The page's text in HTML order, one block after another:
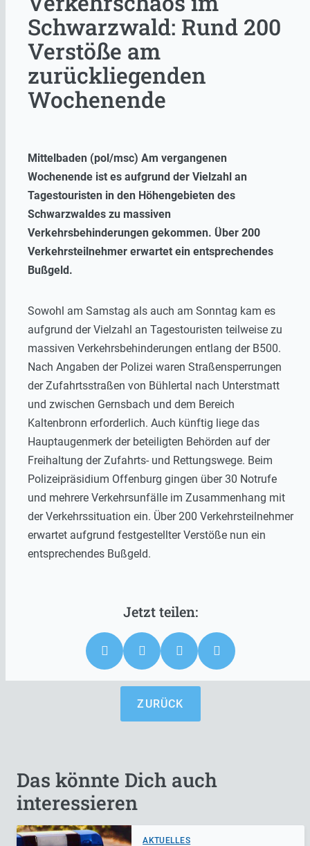
Schwarzwald: Rund 200
Verstöße am
zurückliegenden
Wochenende
Mittelbaden (pol/msc) Am vergangenen
Wochenende ist es aufgrund der Vielzahl an
Tagestouristen in den Höhengebieten des
Schwarzwaldes zu massiven
Verkehrsbehinderungen gekommen. Über 200
Verkehrsteilnehmer erwartet ein entsprechendes
Bußgeld.
Sowohl am Samstag als auch am Sonntag kam es
aufgrund der Vielzahl an Tagestouristen teilweise zu
massiven Verkehrsbehinderungen entlang der B500.
Nach Angaben der Polizei waren Straßensperrungen
der Zufahrtsstraßen von Bühlertal nach Unterstmatt
und zwischen Gernsbach und dem Bereich
Kaltenbronn erforderlich. Auch künftig liege das
Hauptaugenmerk der beteiligten Behörden auf der
Freihaltung der Zufahrts- und Rettungswege. Beim
Polizeipräsidium Offenburg gingen über 30 Notrufe
und mehrere Verkehrsunfälle im Zusammenhang mit
der Verkehrssituation ein. Über 200 Verkehrsteilnehmer
erwartet aufgrund festgestellter Verstöße nun ein
entsprechendes Bußgeld.
ZURÜCK
Das könnte Dich auch
interessieren
AKTUELLES